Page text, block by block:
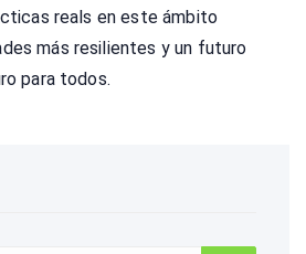
reals en este ámbito
más resilientes y un futuro
para todos.